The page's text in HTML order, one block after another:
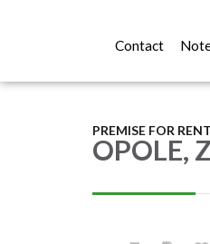
Contact
OPOLE,
PREMISE FOR RENT